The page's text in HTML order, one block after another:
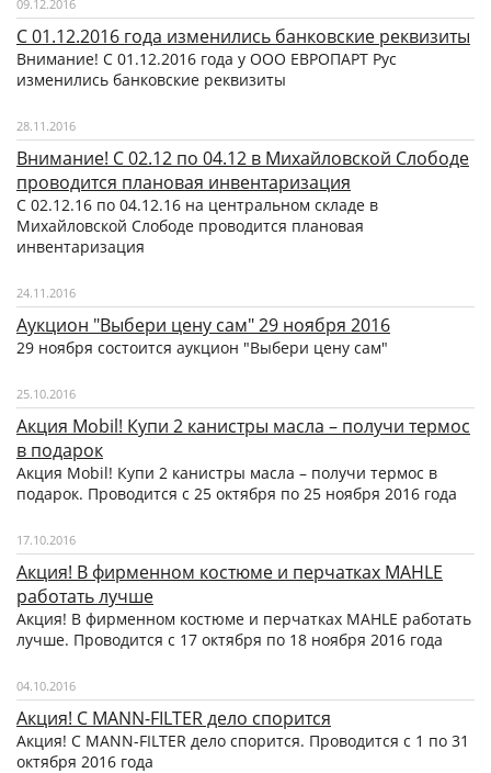
09.12.2016
С 01.12.2016 года изменились банковские реквизиты
Внимание! C 01.12.2016 года у ООО ЕВРОПАРТ Рус
изменились банковские реквизиты
28.11.2016
Внимание! С 02.12 по 04.12 в Михайловской Слободе
проводится плановая инвентаризация
С 02.12.16 по 04.12.16 на центральном складе в
Михайловской Слободе проводится плановая
инвентаризация
24.11.2016
Аукцион "Выбери цену сам" 29 ноября 2016
29 ноября состоится аукцион "Выбери цену сам"
25.10.2016
Акция Mobil! Купи 2 канистры масла – получи термос
в подарок
Акция Mobil! Купи 2 канистры масла – получи термос в
подарок. Проводится с 25 октября по 25 ноября 2016 года
17.10.2016
Акция! В фирменном костюме и перчатках MAHLE
работать лучше
Акция! В фирменном костюме и перчатках MAHLE работать
лучше. Проводится с 17 октября по 18 ноября 2016 года
04.10.2016
Акция! С MANN-FILTER дело спорится
Акция! С MANN-FILTER дело спорится. Проводится с 1 по 31
октября 2016 года